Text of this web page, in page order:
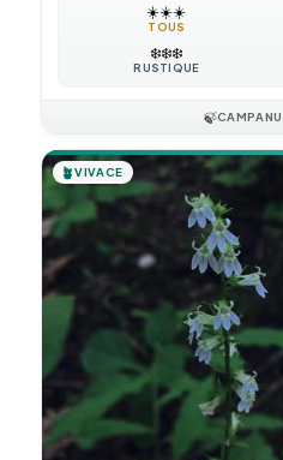
☀️☀️☀️
TOUS
❄️❄️❄️
RUSTIQUE
🍃
🪴VIVACE